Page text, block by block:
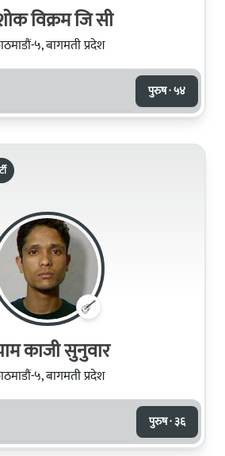
विक्रम जि सी
५, बागमती प्रदेश
पुरुष · ५४
काजी सुनुवार
५, बागमती प्रदेश
पुरुष · ३६